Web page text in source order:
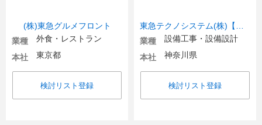
(株)東急グルメフロント
業種
外食・レストラン
本社
東京都
検討リスト登録
業種
設備工事・設備設計
本社
神奈川県
検討リスト登録